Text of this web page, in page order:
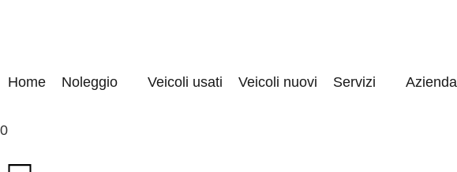
Home Noleggio Veicoli usati Veicoli nuovi Servizi Azienda
0